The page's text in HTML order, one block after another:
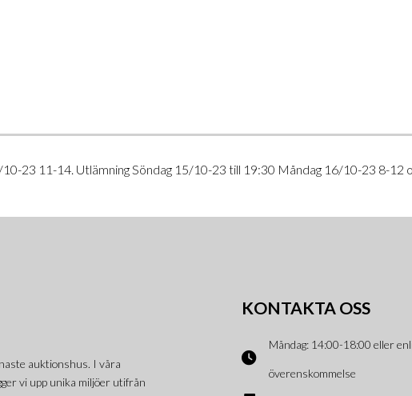
23 11-14. Utlämning Söndag 15/10-23 till 19:30 Måndag 16/10-23 8-12
auktionshus. I våra
vi upp unika miljöer utifrån
KONTAKTA OSS
Måndag: 14:00-18:00 eller
överenskommelse